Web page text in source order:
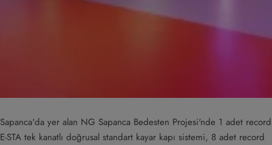
Sapanca'da yer alan NG Sapanca Bedesten Projesi'nde 1 adet record
E-STA tek kanatlı doğrusal standart kayar kapı sistemi, 8 adet record